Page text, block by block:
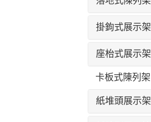
掛鉤式展示架
座枱式展示架
卡板式陳列架
紙堆頭展示架